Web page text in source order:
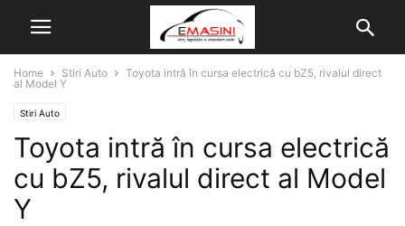
Home Stiri Auto
Toyota intră în cursa electrică cu bZ5, rivalul direct
al Model Y
Stiri Auto
Toyota intră în cursa electrică
cu bZ5, rivalul direct al Model
Y